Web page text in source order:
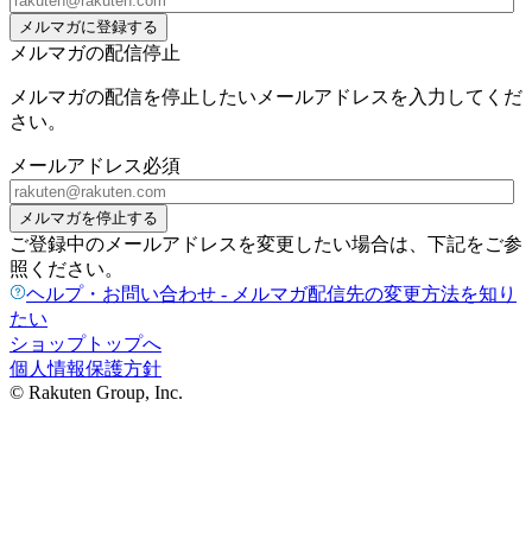
メルマガに登録する
メルマガの配信停止
メルマガの配信を停止したいメールアドレスを入力してくだ
さい。
メールアドレス必須
メルマガを停止する
ご登録中のメールアドレスを変更したい場合は、下記をご参
照ください。
ヘルプ・お問い合わせ - メルマガ配信先の変更方法を知り
たい
ショップトップへ
個人情報保護方針
© Rakuten Group, Inc.